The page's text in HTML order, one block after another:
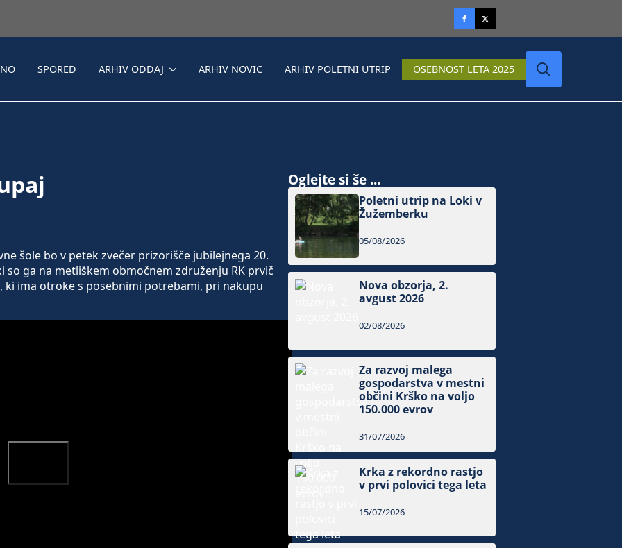
SPORED ARHIV ODDAJ ARHIV NOVIC ARHIV POLETNI UTRIP OSEBNOST LETA 2025
šole bo v petek zvečer prizorišče jubilejnega 20.
ga na metliškem območnem združenju RK prvič
ki ima otroke s posebnimi potrebami, pri nakupu
Oglejte si še ...
Poletni utrip na Loki v
Žužemberku
05/08/2026
Nova obzorja, 2.
avgust 2026
02/08/2026
Za razvoj malega
gospodarstva v mestni
občini Krško na voljo
150.000 evrov
31/07/2026
Krka z rekordno rastjo
v prvi polovici tega leta
15/07/2026